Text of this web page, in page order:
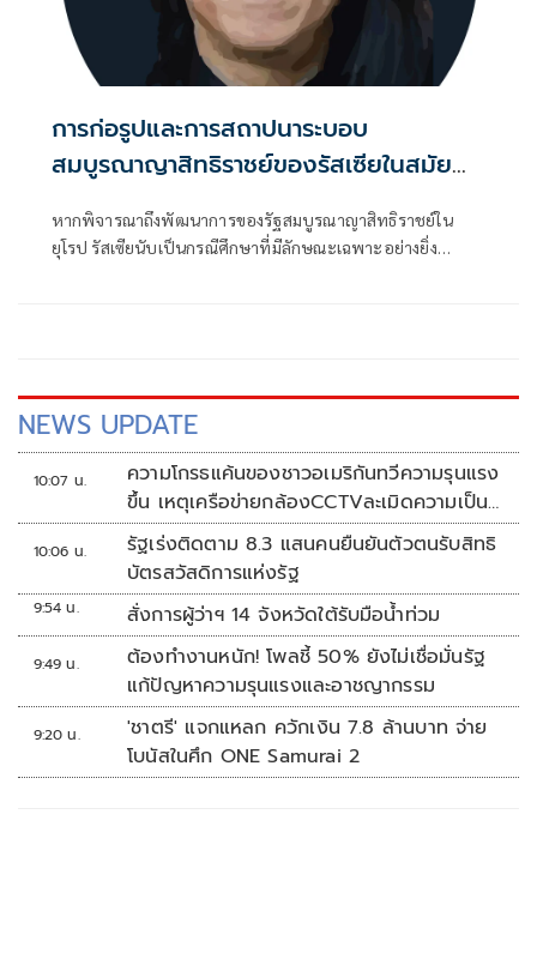
การก่อรูปและการสถาปนาระบอบ
สมบูรณาญาสิทธิราชย์ของรัสเซียในสมัย
หากพิจารณาถึงพัฒนาการของรัฐสมบูรณาญาสิทธิราชย์ใน
ยุโรป รัสเซียนับเป็นกรณีศึกษาที่มีลักษณะเฉพาะอย่างยิ่ง
NEWS UPDATE
10:07 น.
ความโกรธแค้นของชาวอเมริกันทวีความรุนแรง
ขึ้น เหตุเครือข่ายกล้องCCTVละเมิดความเป็น
ส่วนตัว
10:06 น.
รัฐเร่งติดตาม 8.3 แสนคนยืนยันตัวตนรับสิทธิ
บัตรสวัสดิการแห่งรัฐ
9:54 น. สั่งการผู้ว่าฯ 14 จังหวัดใต้รับมือน้ำท่วม
9:49 น.
ต้องทำงานหนัก! โพลชี้ 50% ยังไม่เชื่อมั่นรัฐ
แก้ปัญหาความรุนแรงและอาชญากรรม
9:20 น.
'ชาตรี' แจกแหลก ควักเงิน 7.8 ล้านบาท จ่าย
โบนัสในศึก ONE Samurai 2